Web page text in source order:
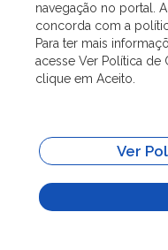
GRADUAÇÃO
PÓS-GRADUAÇÃO
Atribuição-SemDerivações 3.0
navegação no portal.
concorda com a
Para ter mais
acesse Ver Política de
clique em Aceito.
Ver